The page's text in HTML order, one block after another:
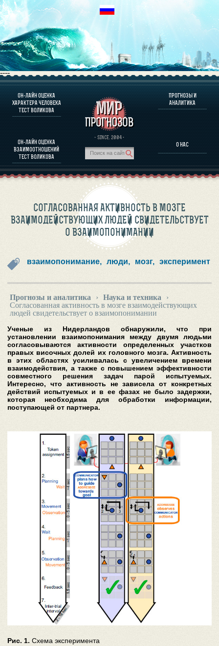
----
ОН-ЛАЙН ОЦЕНКА
ХАРАКТЕРА ЧЕЛОВЕКА
ТЕСТ ВОЛИКОВА
ОН-ЛАЙН ОЦЕНКА
ВЗАИМООТНОШЕНИЙ
ТЕСТ ВОЛИКОВА
· SINCE. 2004 ·
ПРОГНОЗЫ И
АНАЛИТИКА
О НАС
О ПРОГРАММЕ
ОЦЕНКА ХАРАКТЕРA ЧЕЛОВЕКА
ОЦЕНКА ХАРАКТЕРА ВЫДАЮЩИХСЯ ЛИЧНОСТЕЙ
О ПРОГРАММЕ
ПРОГНОЗЫ И АНАЛИТИКА
СОГЛАСОВАННАЯ АКТИВНОСТЬ В МОЗГЕ
ВЗАИМОДЕЙСТВУЮЩИХ ЛЮДЕЙ СВИДЕТЕЛЬСТВУЕТ
О ВЗАИМОПОНИМАНИИ
взаимопонимание, люди, мозг, эксперимент
Прогнозы и аналитика › Наука и техника
›
Согласованная активность в мозге взаимодействующих
людей свидетельствует о взаимопонимании
Ученые из Нидерландов обнаружили, что при
установлении взаимопонимания между двумя людьми
согласовываются активности определенных участков
правых височных долей их головного мозга. Активность
в этих областях усиливалась с увеличением времени
взаимодействия, а также с повышением эффективности
совместного решения задач парой испытуемых.
Интересно, что активность не зависела от конкретных
действий испытуемых и в ее фазах не было задержки,
которая необходима для обработки информации,
поступающей от партнера.
Рис. 1. Схема эксперимента